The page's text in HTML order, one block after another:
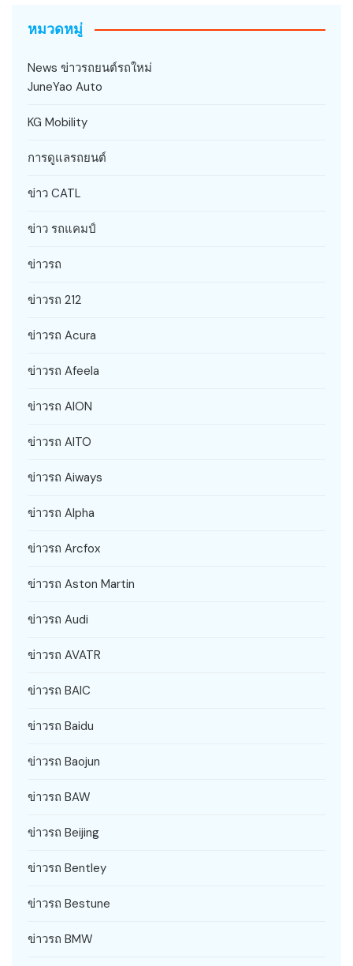
หมวดหมู่
News ข่าวรถยนต์รถใหม่
JuneYao Auto
KG Mobility
การดูแลรถยนต์
ข่าว CATL
ข่าว รถแคมป์
ข่าวรถ
ข่าวรถ 212
ข่าวรถ Acura
ข่าวรถ Afeela
ข่าวรถ AION
ข่าวรถ AITO
ข่าวรถ Aiways
ข่าวรถ Alpha
ข่าวรถ Arcfox
ข่าวรถ Aston Martin
ข่าวรถ Audi
ข่าวรถ AVATR
ข่าวรถ BAIC
ข่าวรถ Baidu
ข่าวรถ Baojun
ข่าวรถ BAW
ข่าวรถ Beijing
ข่าวรถ Bentley
ข่าวรถ Bestune
ข่าวรถ BMW